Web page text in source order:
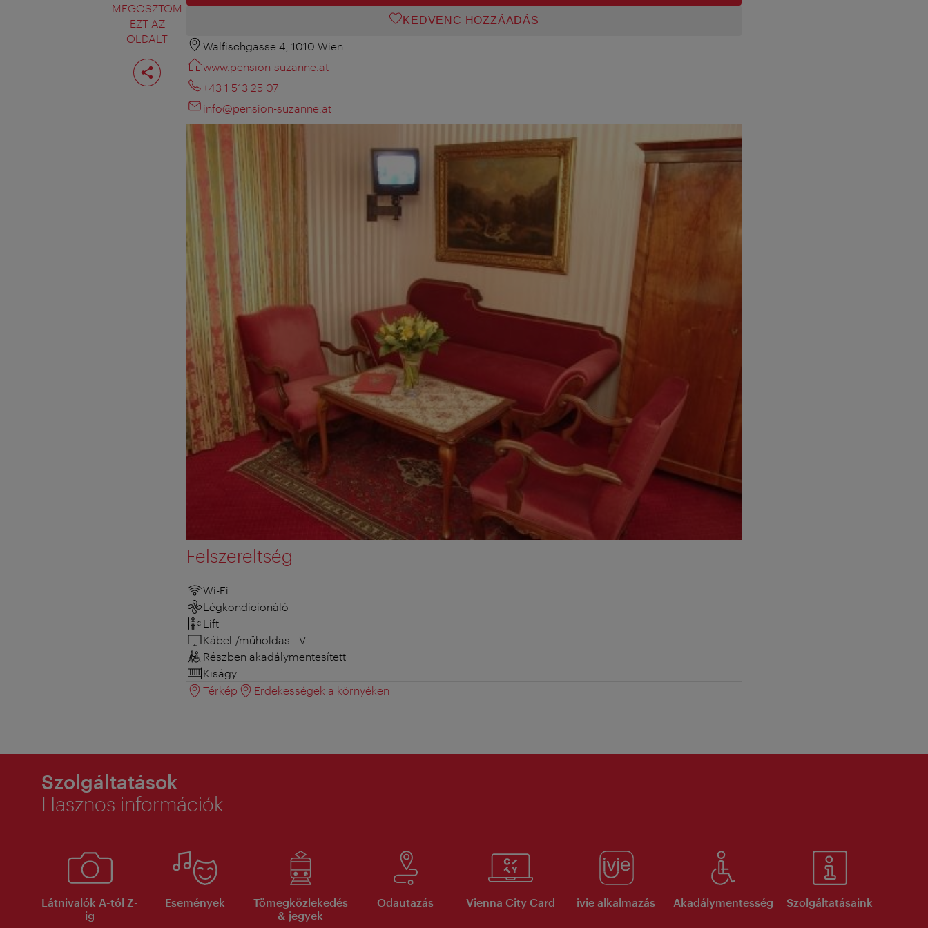
MEGOSZTOM
EZT AZ
OLDALT
Oldal
megosztása
KEDVENC HOZZÁADÁS
Walfischgasse 4, 1010 Wien
www.pension-suzanne.at
+43 1 513 25 07
info@pension-suzanne.at
Felszereltség
Wi-Fi
Légkondicionáló
Lift
Kábel-/műholdas TV
Részben akadálymentesített
Kiságy
Térkép
Érdekességek a környéken
Szolgáltatások
Hasznos információk
Látnivalók A-tól Z-
ig
Események
Tömegközlekedés
& jegyek
Odautazás Vienna City Card ivie alkalmazás Akadálymentesség Szolgáltatásaink